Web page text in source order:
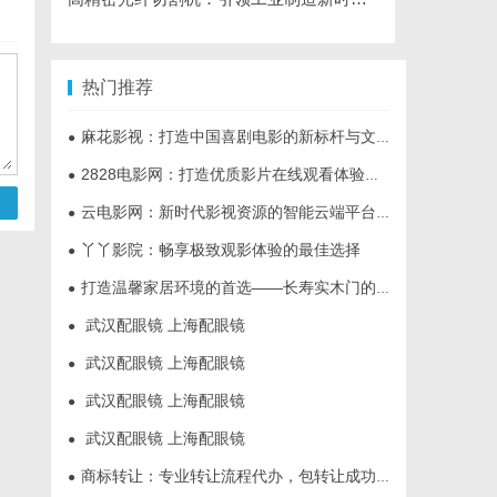
热门推荐
● 麻花影视：打造中国喜剧电影的新标杆与文化现象
● 2828电影网：打造优质影片在线观看体验的全新平台
● 云电影网：新时代影视资源的智能云端平台解析
● 丫丫影院：畅享极致观影体验的最佳选择
● 打造温馨家居环境的首选——长寿实木门的多重优势解析
● 武汉配眼镜 上海配眼镜
● 武汉配眼镜 上海配眼镜
● 武汉配眼镜 上海配眼镜
● 武汉配眼镜 上海配眼镜
● 商标转让：专业转让流程代办，包转让成功再付款